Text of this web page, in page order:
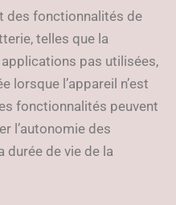
des fonctionnalités de
telles que la
pas utilisées,
lorsque l’appareil n’est
fonctionnalités peuvent
l’autonomie des
de vie de la